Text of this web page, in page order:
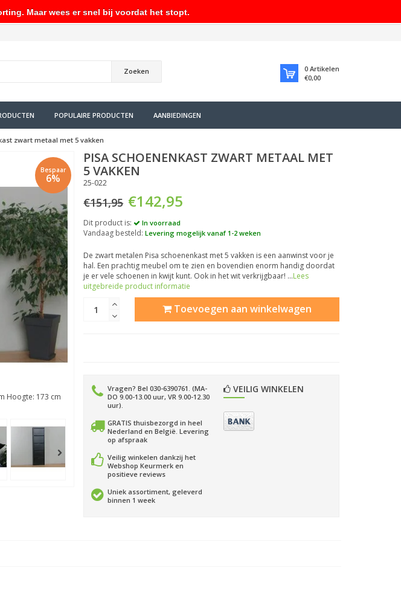
Zoeken 0 Artikelen
€0,00
POPULAIRE PRODUCTEN AANBIEDINGEN
zwart metaal met 5 vakken
Bespaar
6%
Hoogte: 173 cm
PISA SCHOENENKAST ZWART METAAL MET
5 VAKKEN
25-022
€151,95 €142,95
Dit product is: In voorraad
Vandaag besteld: Levering mogelijk vanaf 1-2 weken
De zwart metalen Pisa schoenenkast met 5 vakken is een aanwinst voor je
hal. Een prachtig meubel om te zien en bovendien enorm handig doordat
je er vele schoenen in kwijt kunt. Ook in het wit verkrijgbaar! ...Lees
uitgebreide product informatie
Toevoegen aan winkelwagen
Vragen? Bel 030-6390761. (MA-
DO 9.00-13.00 uur, VR 9.00-12.30
uur).
GRATIS thuisbezorgd in heel
Nederland en België. Levering
op afspraak
Veilig winkelen dankzij het
Webshop Keurmerk en
positieve reviews
Uniek assortiment, geleverd
binnen 1 week
VEILIG WINKELEN
Maar wees er snel bij voordat het stopt.